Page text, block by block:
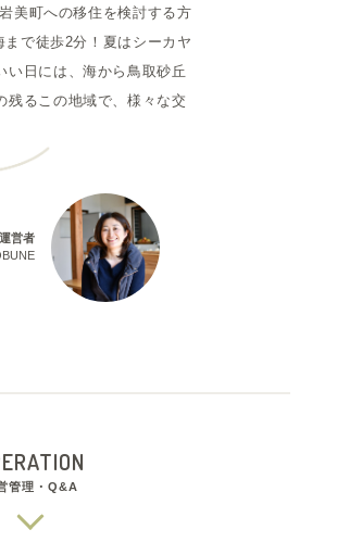
美町への移住を検討する方
で徒歩2分！夏はシーカヤ
い日には、海から鳥取砂丘
残るこの地域で、様々な交
運営者
管理・Q&A